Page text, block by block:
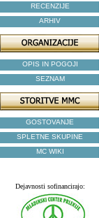
RECENZIJE
ARHIV
OPIS IN POGOJI
SEZNAM
GOSTOVANJE
SPLETNE SKUPINE
MC WIKI
Dejavnosti sofinancirajo: